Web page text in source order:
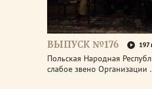
ВЫПУСК №176 197
Польская Народная
слабое звено Организации